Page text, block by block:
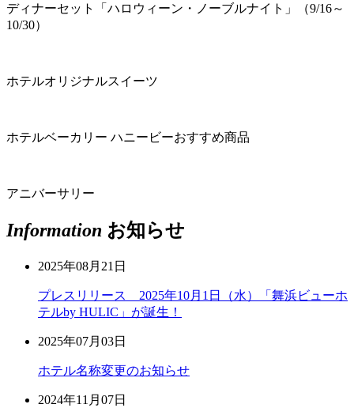
ディナーセット「ハロウィーン・ノーブルナイト」（9/16～
10/30）
ホテルオリジナルスイーツ
ホテルベーカリー ハニービーおすすめ商品
アニバーサリー
Information お知らせ
2025年08月21日
プレスリリース 2025年10月1日（水）「舞浜ビューホ
テルby HULIC」が誕生！
2025年07月03日
ホテル名称変更のお知らせ
2024年11月07日